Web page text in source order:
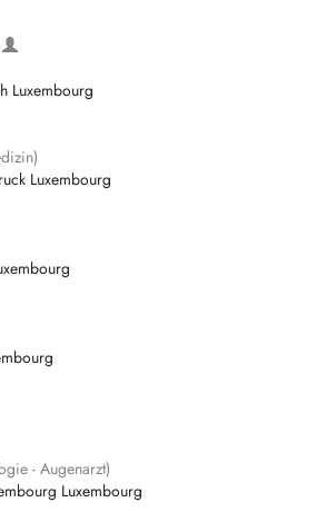
Luxembourg
Luxembourg
- Augenarzt)
Luxembourg